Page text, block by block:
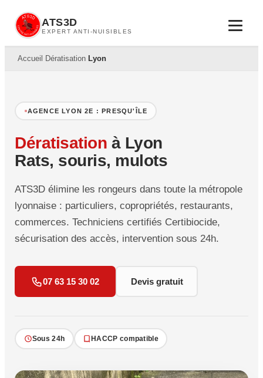
ATS3D
EXPERT ANTI-NUISIBLES
Accueil Dératisation› Lyon
AGENCE LYON 2E : PRESQU'ÎLE
Dératisation à Lyon
Rats, souris, mulots
ATS3D élimine les rongeurs dans toute la métropole
lyonnaise : particuliers, copropriétés, restaurants,
commerces. Techniciens certifiés Certibiocide,
sécurisation des accès, intervention sous 24h.
07 63 15 30 02 Devis gratuit
Sous 24h HACCP compatible